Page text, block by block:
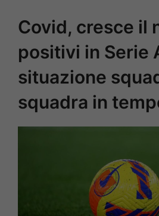
Covid, cresce il
positivi in Serie
situazione
squadra in